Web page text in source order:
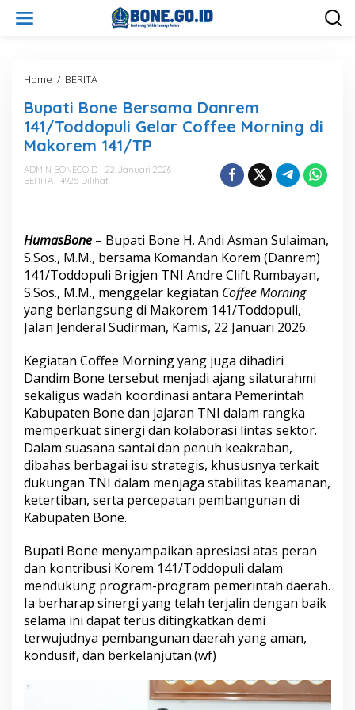
Home / BERITA
p
a
t
o
r
s
a
m
a
D
a
r
e
m
1
4
1
/
T
o
d
o
u
l
G
e
l
a
r
C
Bupati Bone Bersama Danrem
141/Toddopuli Gelar Coffee Morning di
Makorem 141/TP
ADMIN BONEGOID
22 Januari 2026
BERITA
4925 Dilihat
HumasBone – Bupati Bone H. Andi Asman Sulaiman,
S.Sos., M.M., bersama Komandan Korem (Danrem)
141/Toddopuli Brigjen TNI Andre Clift Rumbayan,
S.Sos., M.M., menggelar kegiatan Coffee Morning
yang berlangsung di Makorem 141/Toddopuli,
Jalan Jenderal Sudirman, Kamis, 22 Januari 2026.
Kegiatan Coffee Morning yang juga dihadiri
Dandim Bone tersebut menjadi ajang silaturahmi
sekaligus wadah koordinasi antara Pemerintah
Kabupaten Bone dan jajaran TNI dalam rangka
memperkuat sinergi dan kolaborasi lintas sektor.
Dalam suasana santai dan penuh keakraban,
dibahas berbagai isu strategis, khususnya terkait
dukungan TNI dalam menjaga stabilitas keamanan,
ketertiban, serta percepatan pembangunan di
Kabupaten Bone.
Bupati Bone menyampaikan apresiasi atas peran
dan kontribusi Korem 141/Toddopuli dalam
mendukung program-program pemerintah daerah.
Ia berharap sinergi yang telah terjalin dengan baik
selama ini dapat terus ditingkatkan demi
terwujudnya pembangunan daerah yang aman,
kondusif, dan berkelanjutan.(wf)